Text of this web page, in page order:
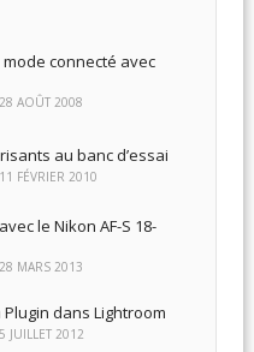
connecté avec
28 AOÛT 2008
au banc d’essai
11 FÉVRIER 2010
le Nikon AF-S 18-
28 MARS 2013
dans Lightroom
5 JUILLET 2012